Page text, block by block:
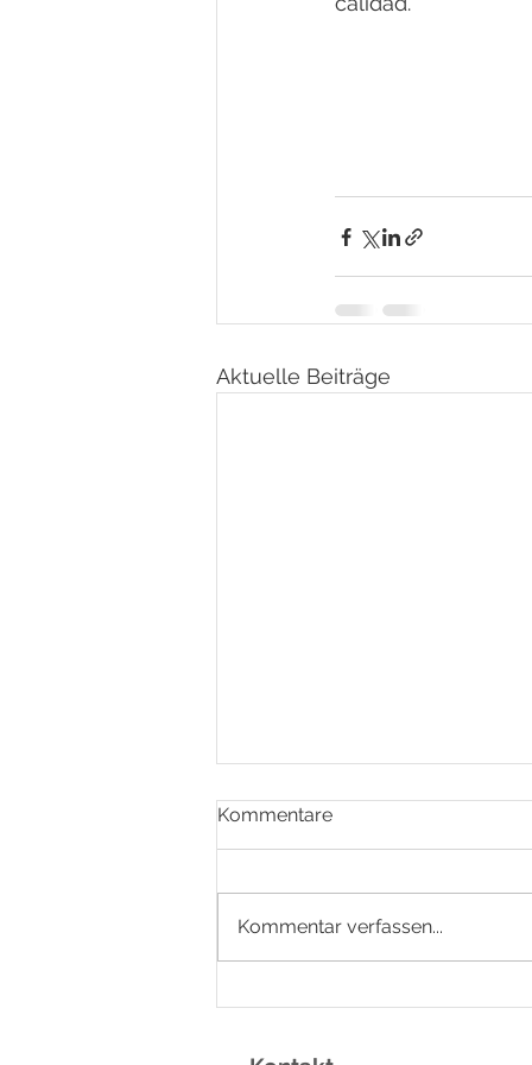
Aktuelle Beiträge
Kommentare
Kommentar verfassen...